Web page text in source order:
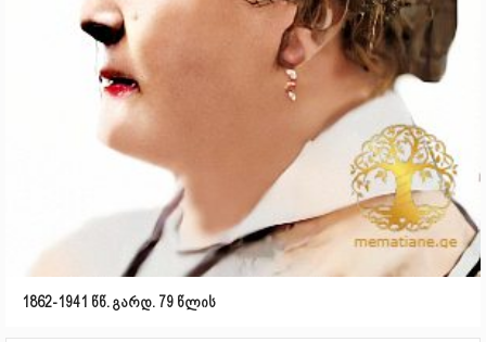
1862-1941 წწ. გარდ. 79 წლის